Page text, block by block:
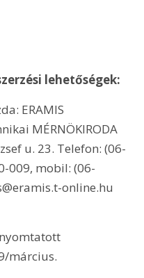
lehetőségek:
MÉRNÖKIRODA
u. 23. Telefon: (06-
009, mobil: (06-
online.hu
március.